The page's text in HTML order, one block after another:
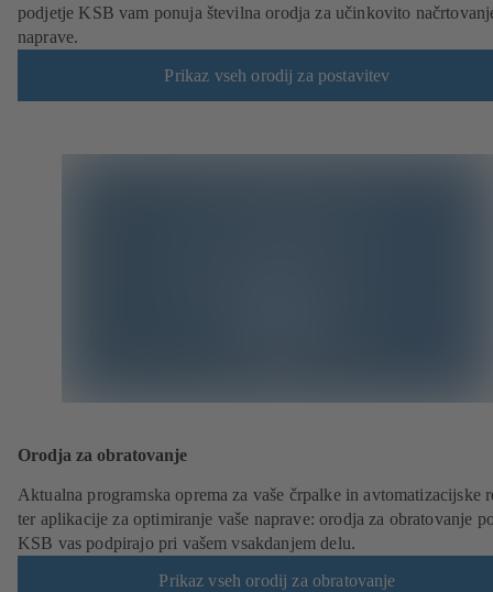
podjetje KSB vam ponuja številna orodja za učinkovito
naprave.
Prikaz vseh orodij za postavitev
Orodja za obratovanje
Aktualna programska oprema za vaše črpalke in avtomatizacijske
ter aplikacije za optimiranje vaše naprave: orodja za obratovanje
KSB vas podpirajo pri vašem vsakdanjem delu.
Prikaz vseh orodij za obratovanje